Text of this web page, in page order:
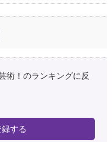
術！のランキングに反
する